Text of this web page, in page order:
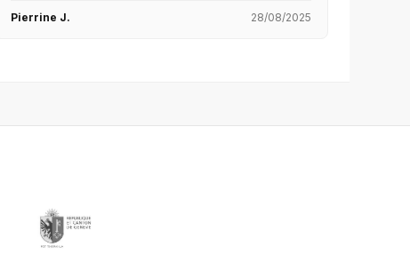
Pierrine J. 28/08/2025